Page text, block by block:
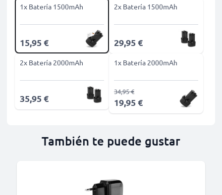
1x Batería 1500mAh
15,95 €
2x Batería 1500mAh
29,95 €
2x Batería 2000mAh
35,95 €
1x Batería 2000mAh
19,95 €
34,95 €
También te puede gustar